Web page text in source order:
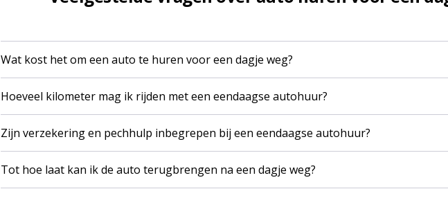
Wat kost het om een auto te huren voor een dagje weg?
Hoeveel kilometer mag ik rijden met een eendaagse autohuur?
Zijn verzekering en pechhulp inbegrepen bij een eendaagse autohuur?
Tot hoe laat kan ik de auto terugbrengen na een dagje weg?